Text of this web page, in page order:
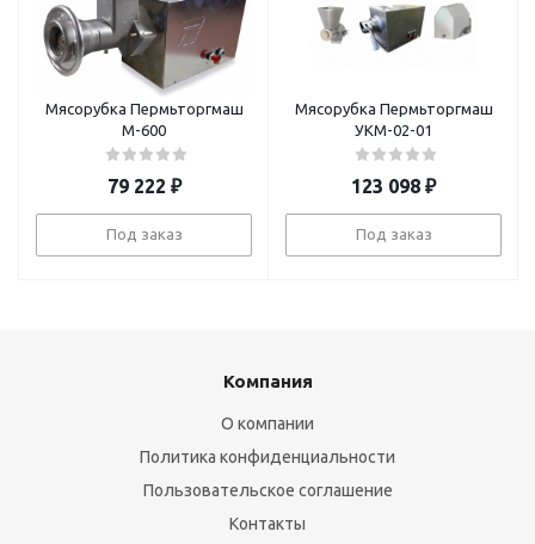
Мясорубка Пермьторгмаш
М-600
79 222 ₽
Под заказ
Мясорубка Пермьторгмаш
УКМ-02-01
123 098 ₽
Под заказ
Компания
О компании
Политика конфиденциальности
Пользовательское соглашение
Контакты